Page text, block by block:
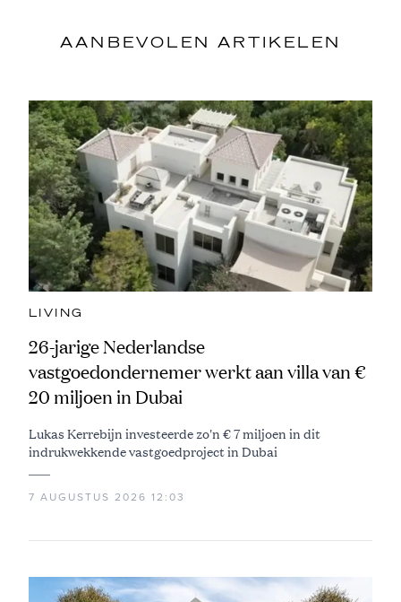
AANBEVOLEN ARTIKELEN
LIVING
26-jarige Nederlandse
vastgoedondernemer werkt aan villa van €
20 miljoen in Dubai
Lukas Kerrebijn investeerde zo'n € 7 miljoen in dit
indrukwekkende vastgoedproject in Dubai
7 AUGUSTUS 2026 12:03